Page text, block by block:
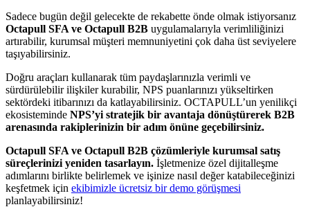
Sadece bugün değil gelecekte de rekabette önde olmak istiyorsanız
Octapull SFA ve Octapull B2B uygulamalarıyla verimliliğinizi
artırabilir, kurumsal müşteri memnuniyetini çok daha üst seviyelere
taşıyabilirsiniz.
Doğru araçları kullanarak tüm paydaşlarınızla verimli ve
sürdürülebilir ilişkiler kurabilir, NPS puanlarınızı yükseltirken
sektördeki itibarınızı da katlayabilirsiniz. OCTAPULL’un yenilikçi
ekosisteminde NPS’yi stratejik bir avantaja dönüştürerek B2B
arenasında rakiplerinizin bir adım önüne geçebilirsiniz.
Octapull SFA ve Octapull B2B çözümleriyle kurumsal satış
süreçlerinizi yeniden tasarlayın. İşletmenize özel dijitalleşme
adımlarını birlikte belirlemek ve işinize nasıl değer katabileceğinizi
keşfetmek için ekibimizle ücretsiz bir demo görüşmesi
planlayabilirsiniz!